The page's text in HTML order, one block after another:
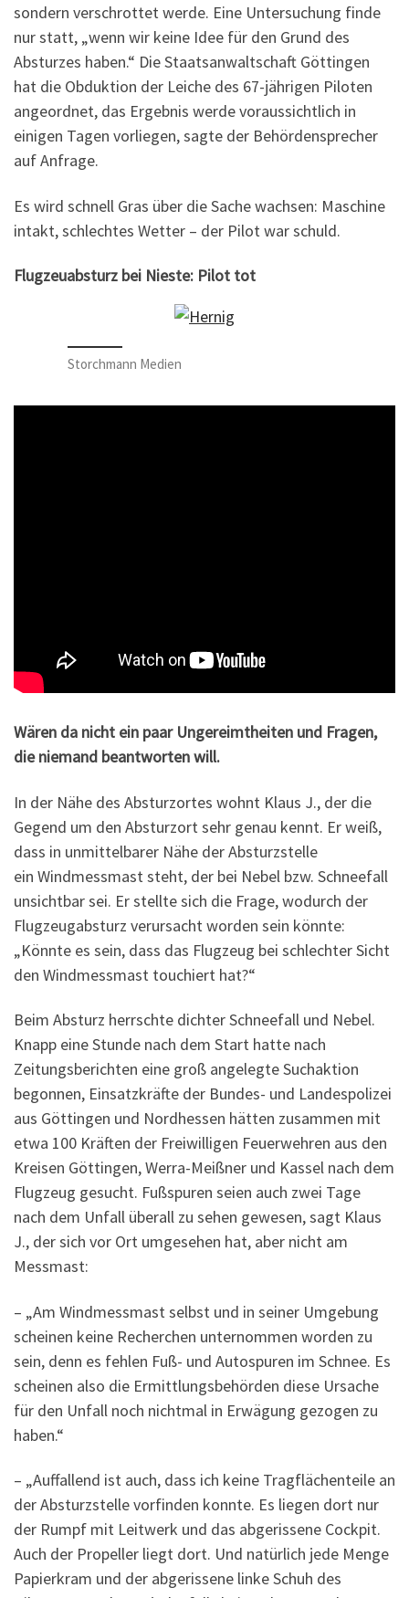
sondern verschrottet werde. Eine Untersuchung finde
nur statt, „wenn wir keine Idee für den Grund des
Absturzes haben.“ Die Staatsanwaltschaft Göttingen
hat die Obduktion der Leiche des 67-jährigen Piloten
angeordnet, das Ergebnis werde voraussichtlich in
einigen Tagen vorliegen, sagte der Behördensprecher
auf Anfrage.
Es wird schnell Gras über die Sache wachsen: Maschine
intakt, schlechtes Wetter – der Pilot war schuld.
Flugzeuabsturz bei Nieste: Pilot tot
Storchmann Medien
Wären da nicht ein paar Ungereimtheiten und Fragen,
die niemand beantworten will.
In der Nähe des Absturzortes wohnt Klaus J., der die
Gegend um den Absturzort sehr genau kennt. Er weiß,
dass in unmittelbarer Nähe der Absturzstelle
ein Windmessmast steht, der bei Nebel bzw. Schneefall
unsichtbar sei. Er stellte sich die Frage, wodurch der
Flugzeugabsturz verursacht worden sein könnte:
„Könnte es sein, dass das Flugzeug bei schlechter Sicht
den Windmessmast touchiert hat?“
Beim Absturz herrschte dichter Schneefall und Nebel.
Knapp eine Stunde nach dem Start hatte nach
Zeitungsberichten eine groß angelegte Suchaktion
begonnen, Einsatzkräfte der Bundes- und Landespolizei
aus Göttingen und Nordhessen hätten zusammen mit
etwa 100 Kräften der Freiwilligen Feuerwehren aus den
Kreisen Göttingen, Werra-Meißner und Kassel nach dem
Flugzeug gesucht. Fußspuren seien auch zwei Tage
nach dem Unfall überall zu sehen gewesen, sagt Klaus
J., der sich vor Ort umgesehen hat, aber nicht am
Messmast:
– „Am Windmessmast selbst und in seiner Umgebung
scheinen keine Recherchen unternommen worden zu
sein, denn es fehlen Fuß- und Autospuren im Schnee. Es
scheinen also die Ermittlungsbehörden diese Ursache
für den Unfall noch nichtmal in Erwägung gezogen zu
haben.“
– „Auffallend ist auch, dass ich keine Tragflächenteile an
der Absturzstelle vorfinden konnte. Es liegen dort nur
der Rumpf mit Leitwerk und das abgerissene Cockpit.
Auch der Propeller liegt dort. Und natürlich jede Menge
Papierkram und der abgerissene linke Schuh des